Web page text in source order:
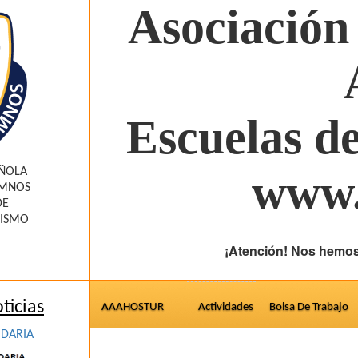
Escuelas
¡Atención! Nos
AAAHOSTUR Actividades Bolsa De Trabajo